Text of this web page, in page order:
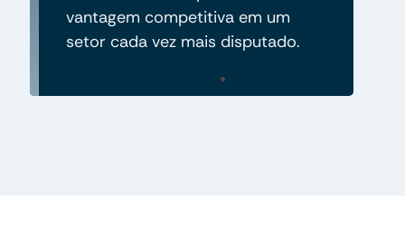
vantagem competitiva em um
setor cada vez mais disputado.